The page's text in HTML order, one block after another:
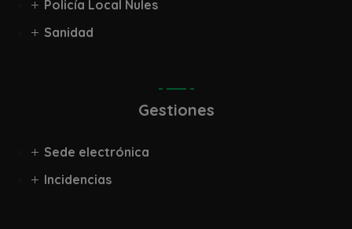
Policía Local Nules
Sanidad
Gestiones
Sede electrónica
Incidencias